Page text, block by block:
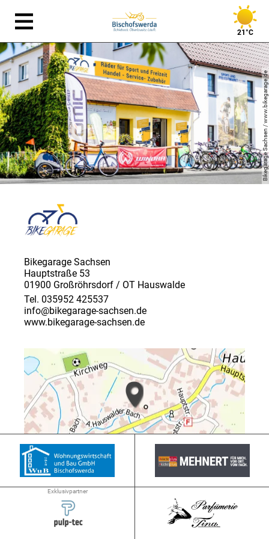
21°C
Bikegarage Sachsen / www.bikegarage.de
Bikegarage Sachsen
Hauptstraße 53
01900 Großröhrsdorf / OT Hauswalde
Tel. 035952 425537
info@bikegarage-sachsen.de
www.bikegarage-sachsen.de
➜ 6.9 km
Exklusivpartner